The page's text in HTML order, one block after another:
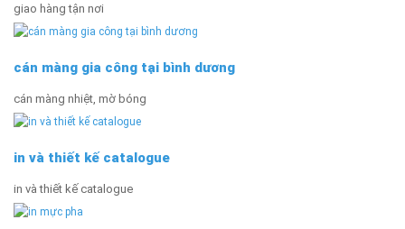
giao hàng tận nơi
cán màng gia công tại bình dương
cán màng nhiệt, mờ bóng
in và thiết kế catalogue
in và thiết kế catalogue